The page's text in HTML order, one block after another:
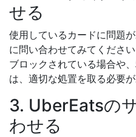
せる
使用しているカードに問題
に問い合わせてみてくださ
ブロックされている場合や
は、適切な処置を取る必要が
3. UberEatsの
わせる